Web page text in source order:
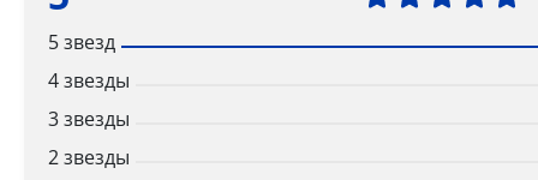
5 звезд
4 звезды
3 звезды
2 звезды